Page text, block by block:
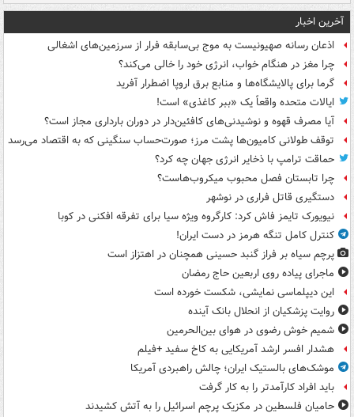
آخرین اخبار
اذعان رسانه صهیونیست به موج بی‌سابقه فرار از سرزمین‌های اشغالی
چرا مغز در هنگام خواب، انرژی خود را خالی می‌کند؟
گرما برای پالایشگاه‌ها و منابع برق اروپا اضطرار آفرید
ایالات متحده واقعاً یک «ببر کاغذی» است!
آیا مصرف قهوه و نوشیدنی‌های کافئین‌دار در دوران بارداری مجاز است؟
توقف طولانی کامیون‌ها پشت مرز؛ صورت‌حساب سنگینی که به اقتصاد می‌رسد
حماقت ترامپ با ذخایر انرژی جهان چه کرد؟
چرا تابستان فصل محبوب میکروب‌هاست؟
دستگیری قاتل فراری در نوشهر
نیویورک تایمز فاش کرد: کارگروه ویژه سیا برای تفرقه افکنی در کوبا
کنترل کامل تنگه هرمز در دست ایران!
پرچم سیاه بر فراز گنبد حسینی همچنان در اهتزاز است
ماجرای پیاده روی اربعین حاج رمضان
این دیپلماسی نمایشی، شکست خورده است
روایت پزشکیان از انحلال بانک آینده
شمیم خوش رضوی در هوای بین‌الحرمین
هشدار افسر ارشد آمریکایی به کاخ سفید +فیلم
موشک‌های بالستیک ایران؛ چالش راهبردی آمریکا
باید افراد کارآمدتر را به کار گرفت
حامیان فلسطین در مکزیک پرچم اسرائیل را به آتش کشیدند